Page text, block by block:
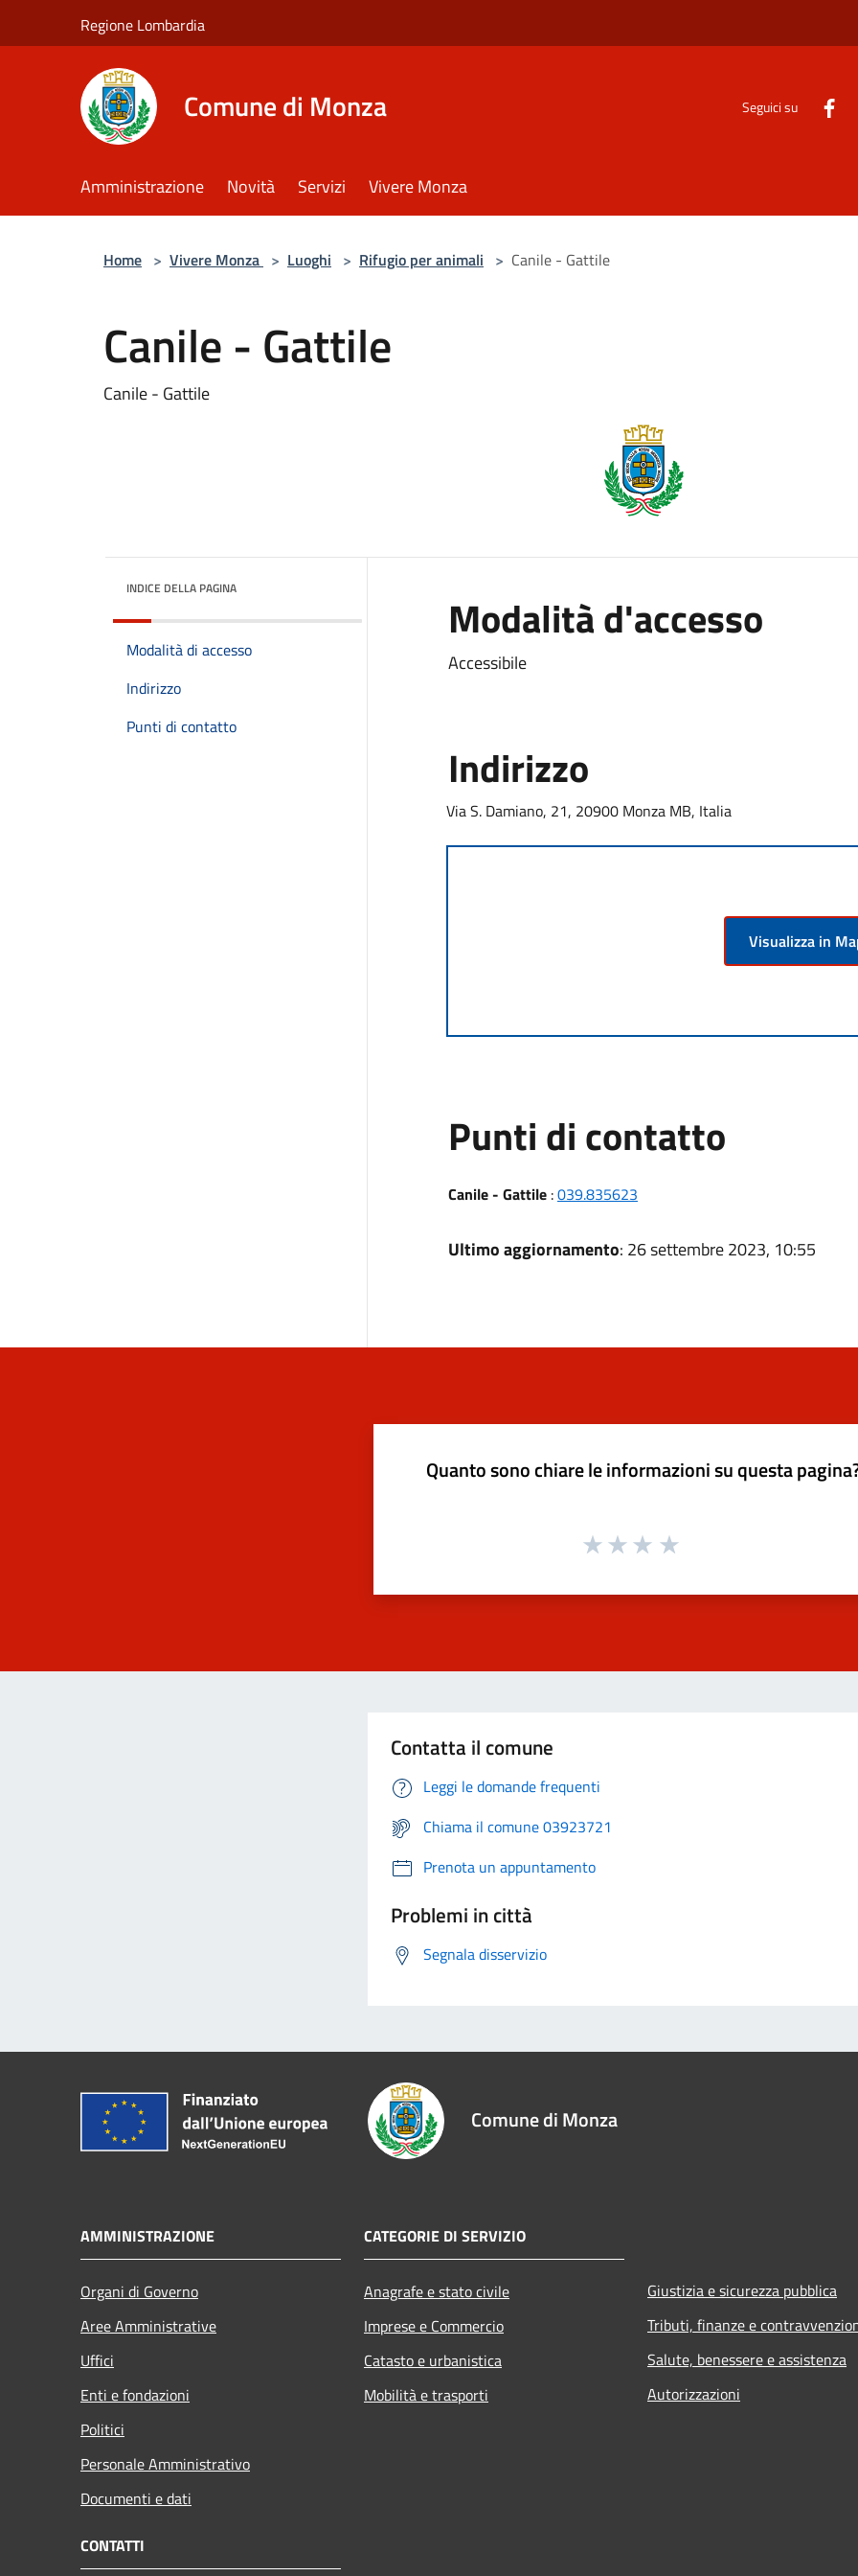
Regione Lombardia
Comune di Monza Seguici su
Amministrazione Novità Servizi Vivere Monza
Home > Vivere Monza > Luoghi > Rifugio per animali > Canile - Gattile
Canile - Gattile
Canile - Gattile
INDICE DELLA PAGINA
Modalità di accesso
Indirizzo
Punti di contatto
Modalità d'accesso
Accessibile
Indirizzo
Via S. Damiano, 21, 20900 Monza MB, Italia
Visualizza in
Punti di contatto
Canile - Gattile:039.835623
Ultimo aggiornamento: 26 settembre 2023, 10:55
Quanto sono chiare le informazioni su questa
Contatta il comune
Leggi le domande frequenti
Chiama il comune 03923721
Prenota un appuntamento
Problemi in città
Segnala disservizio
Comune di Monza
AMMINISTRAZIONE
Organi di Governo
Aree Amministrative
Uffici
Enti e fondazioni
Politici
Personale Amministrativo
Documenti e dati
CATEGORIE DI SERVIZIO
Anagrafe e stato civile
Imprese e Commercio
Catasto e urbanistica
Mobilità e trasporti
Giustizia e sicurezza pubblica
Tributi, finanze e
Salute, benessere e assistenza
Autorizzazioni
CONTATTI